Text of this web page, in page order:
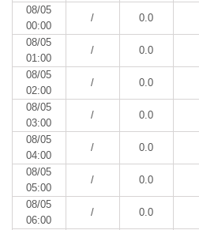
08/05
00:00
/ 0.0
08/05
01:00
/ 0.0
08/05
02:00
/ 0.0
08/05
03:00
/ 0.0
08/05
04:00
/ 0.0
08/05
05:00
/ 0.0
08/05
06:00
/ 0.0